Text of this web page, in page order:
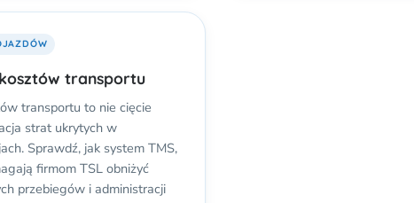
transportu
transportu to nie cięcie
strat ukrytych w
Sprawdź, jak system TMS,
firmom TSL obniżyć
przebiegów i administracji